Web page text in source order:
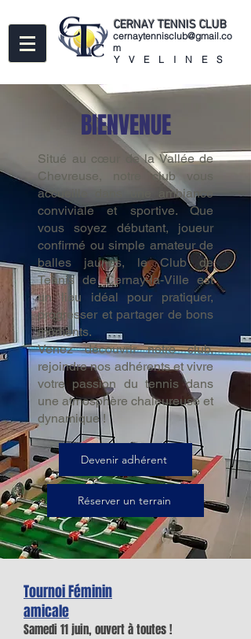
CERNAYTENNIS CLUB
cernaytennisclub@gmail.co
m
YVELINES
BIENVENUE
Situé au cœur de la Vallée de
Chevreuse, notre club vous
accueille dans une ambiance
conviviale et sportive. Que
vous soyez débutant, joueur
confirmé ou simple amateur de
balles jaunes, le Club de
Tennis de Cernay-la-Ville est
un lieu idéal pour pratiquer,
progresser et partager de bons
moments.
Venez découvrir notre club,
rejoindre nos adhérents et vivre
votre passion du tennis dans
une atmosphère chaleureuse et
dynamique !
Devenir adhérent
Réserver un terrain
Tournoi Féminin
amicale
Samedi 11 juin, ouvert à toutes !